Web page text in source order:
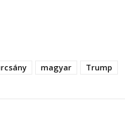
magyar Trump